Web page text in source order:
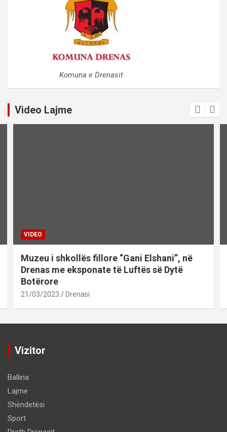
Komuna e Drenasit
Video Lajme
VIDEO
Muzeu i shkollës fillore “Gani Elshani”, në
Drenas me eksponate të Luftës së Dytë
Botërore
21/03/2023 Drenasi
Vizitor
Ballina
Lajme
Shëndetësi
Sport